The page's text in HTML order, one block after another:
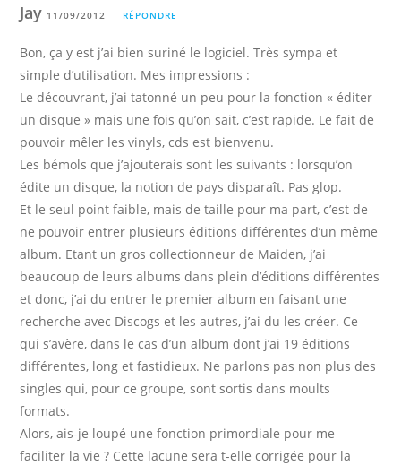
Jay 11/09/2012 RÉPONDRE
Bon, ça y est j’ai bien suriné le logiciel. Très sympa et
simple d’utilisation. Mes impressions :
Le découvrant, j’ai tatonné un peu pour la fonction « éditer
un disque » mais une fois qu’on sait, c’est rapide. Le fait de
pouvoir mêler les vinyls, cds est bienvenu.
Les bémols que j’ajouterais sont les suivants : lorsqu’on
édite un disque, la notion de pays disparaît. Pas glop.
Et le seul point faible, mais de taille pour ma part, c’est de
ne pouvoir entrer plusieurs éditions différentes d’un même
album. Etant un gros collectionneur de Maiden, j’ai
beaucoup de leurs albums dans plein d’éditions différentes
et donc, j’ai du entrer le premier album en faisant une
recherche avec Discogs et les autres, j’ai du les créer. Ce
qui s’avère, dans le cas d’un album dont j’ai 19 éditions
différentes, long et fastidieux. Ne parlons pas non plus des
singles qui, pour ce groupe, sont sortis dans moults
formats.
Alors, ais-je loupé une fonction primordiale pour me
faciliter la vie ? Cette lacune sera t-elle corrigée pour la